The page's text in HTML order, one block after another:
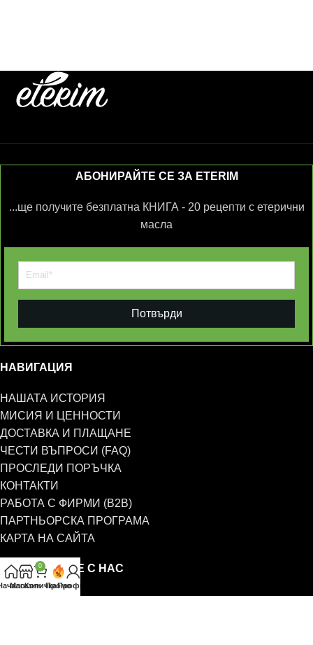
АБОНИРАЙТЕ СЕ ЗА ETERIM
...ще получите безплатна КНИГА - 20 рецепти с етерични
масла
Потвърди
НАВИГАЦИЯ
НАШАТА ИСТОРИЯ
МИСИЯ И ЦЕННОСТИ
ДОСТАВКА И ПЛАЩАНЕ
ЧЕСТИ ВЪПРОСИ (FAQ)
ПРОСЛЕДИ ПОРЪЧКА
КОНТАКТИ
РАБОТА С ФИРМИ (B2B)
ПАРТНЬОРСКА ПРОГРАМА
КАРТА НА САЙТА
СВЪРЖЕТЕ СЕ С НАС
0885 323 661
Магазин
0
КоличкаПромоПрофил